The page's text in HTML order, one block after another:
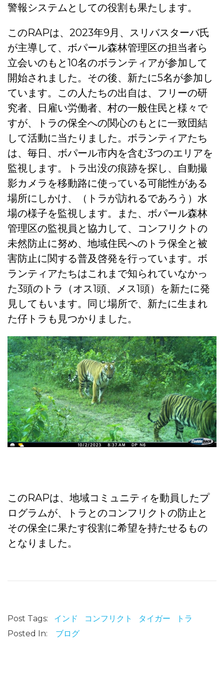
警報システムとしての役割も果たします。
このRAPは、2023年9月、スリバスターバ氏
が主導して、ボパール森林管理区の担当者ら
立会いのもと10名のボランティアが参加して
開始されました。その後、新たに5名が参加し
ています。この人たちの出自は、フリーの研
究者、日雇い労働者、村の一般住民と様々で
すが、トラの保全への関心のもとに一致団結
して活動に当たりました。ボランティアたち
は、毎日、ボパール市内を含む3つのエリアを
監視します。トラ出没の痕跡を探し、自動撮
影カメラを移動路に使っている可能性がある
場所にしかけ、（トラが訪れるであろう）水
場の様子を監視します。また、ボパール森林
管理区の監視員と協力して、コンフリクトの
未然防止に努め、地域住民へのトラ保全と被
害防止に関する普及啓発を行っています。ボ
ランティアたちはこれまで知られていなかっ
た3頭のトラ（オス1頭、メス1頭）を新たに発
見してもいます。同じ場所で、新たに生まれ
た仔トラも見つかりました。
このRAPは、地域コミュニティを動員したプ
ログラムが、トラとのコンフリクトの防止と
その保全に果たす役割に希望を持たせるもの
となりました。
Post Tags: インド コンフリクト タイガー
トラ
Posted In:
ブログ